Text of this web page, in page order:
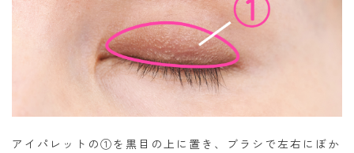
アイパレットの①を黒目の上に置き、ブラシで左右にぼか